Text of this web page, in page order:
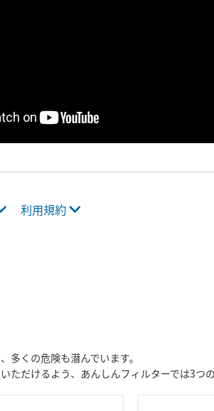
利用規約
多くの危険も潜んでいます。
ただけるよう、あんしんフィルターでは3つ